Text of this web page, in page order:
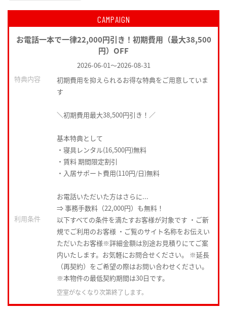
CAMPAIGN
お電話一本で一律22,000円引き！初期費用（最大38,500
円）OFF
2026-06-01～2026-08-31
特典内容
初期費用を抑えられるお得な特典をご用意していま
す
＼初期費用最大38,500円引き！／
基本特典として
・寝具レンタル(16,500円)無料
・賃料 期間限定割引
・入居サポート費用(110円/日)無料
お電話いただいた方はさらに...
⇒ 事務手数料（22,000円）も無料！
利用条件
以下すべての条件を満たすお客様が対象です ・ご新
規でご利用のお客様 ・ご覧のサイト名称をお伝えい
ただいたお客様※詳細金額は別途お見積りにてご案
内いたします。お気軽にお問合せください。 ※延長
（再契約）をご希望の際はお問い合わせください。
※本物件の最低契約期間は30日です。
空室がなくなり次第終了します。